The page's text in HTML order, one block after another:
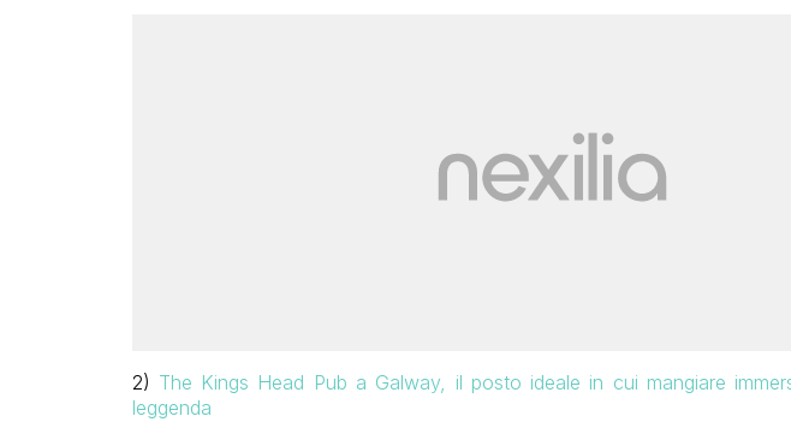
2) The Kings Head Pub a Galway, il posto ideale in cui mangiare
leggenda